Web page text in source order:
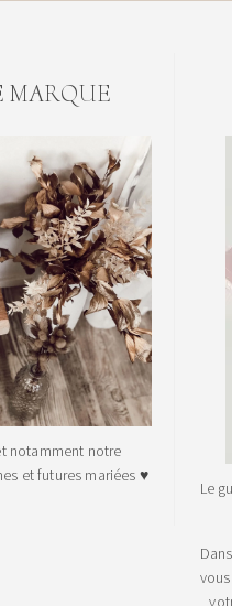
MARQUE
notamment notre
et futures mariées ♥
Le